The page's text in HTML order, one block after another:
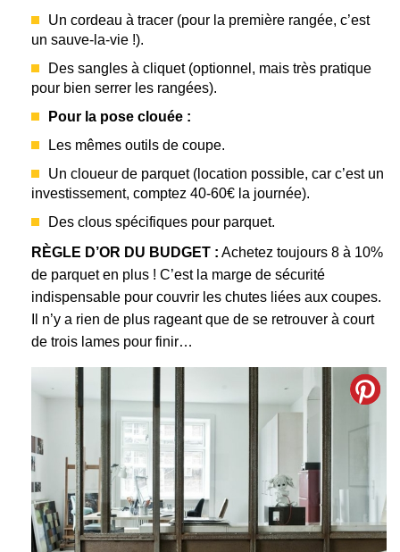
Un cordeau à tracer (pour la première rangée, c’est
un sauve-la-vie !).
Des sangles à cliquet (optionnel, mais très pratique
pour bien serrer les rangées).
Pour la pose clouée :
Les mêmes outils de coupe.
Un cloueur de parquet (location possible, car c’est un
investissement, comptez 40-60€ la journée).
Des clous spécifiques pour parquet.
RÈGLE D’OR DU BUDGET : Achetez toujours 8 à 10%
de parquet en plus ! C’est la marge de sécurité
indispensable pour couvrir les chutes liées aux coupes.
Il n’y a rien de plus rageant que de se retrouver à court
de trois lames pour finir…